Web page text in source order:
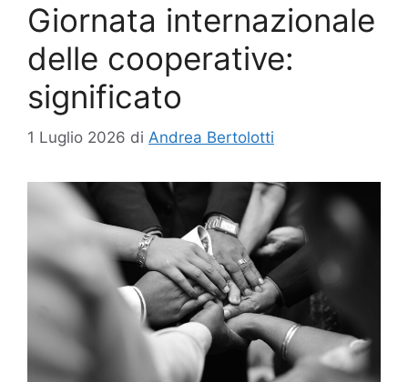
Giornata internazionale
delle cooperative:
significato
1 Luglio 2026 di Andrea Bertolotti